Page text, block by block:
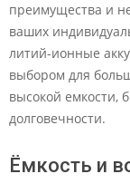
преимущества и
ваших
литий-ионные
выбором для
высокой емкости,
долговечности.
Ёмкость и